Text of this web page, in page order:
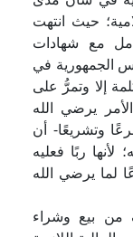
حيث انتهت
مع شهادات
الجمهورية في
إلا وتمرُّ على
يرضي الله
وتشريعًا- أن
ربًا فعليه
لما يرضي الله
من بيع وشراء